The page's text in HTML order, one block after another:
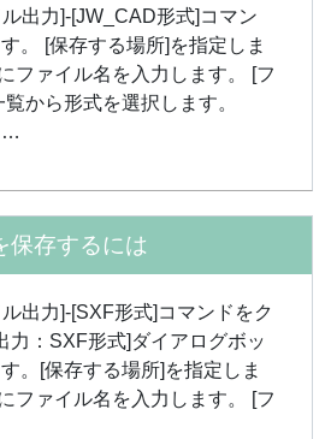
出力]-[JW_CAD形式]コマン
。 [保存する場所]を指定しま
ファイル名を入力します。 [フ
から形式を選択します。
…
保存するには
出力]-[SXF形式]コマンドをク
力：SXF形式]ダイアログボッ
。[保存する場所]を指定しま
ファイル名を入力します。 [フ